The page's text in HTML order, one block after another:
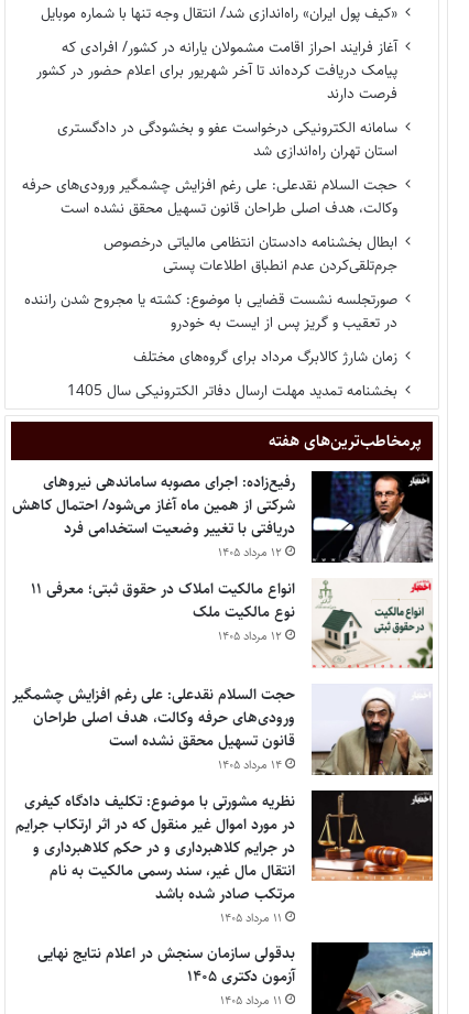
«کیف پول ایران» راه‌اندازی شد/ انتقال وجه تنها با شماره موبایل
آغاز فرایند احراز اقامت مشمولان یارانه در کشور/ افرادی که
پیامک دریافت کرده‌اند تا آخر شهریور برای اعلام حضور در کشور
فرصت دارند
سامانه الکترونیکی درخواست عفو و بخشودگی در دادگستری
استان تهران راه‌اندازی شد
حجت السلام نقدعلی: علی رغم افزایش چشمگیر ورودی‌های حرفه
وکالت، هدف اصلی طراحان قانون تسهیل محقق نشده است
ابطال بخشنامه دادستان انتظامی مالیاتی درخصوص
جرم‌تلقی‌کردن عدم انطباق اطلاعات پستی
صورتجلسه نشست قضایی با موضوع: کشته یا مجروح شدن راننده
در تعقیب و گریز پس از ایست به خودرو
زمان شارژ کالابرگ مرداد برای گروه‌های مختلف
بخشنامه تمدید مهلت ارسال دفاتر الکترونیکی سال 1405
پر‌مخاطب‌ترین‌های هفته
رفیع‌زاده: اجرای مصوبه ساماندهی نیروهای
شرکتی از همین ماه آغاز می‌شود/ احتمال کاهش
دریافتی با تغییر وضعیت استخدامی فرد
۱۲ مرداد ۱۴۰۵
انواع مالکیت املاک در حقوق ثبتی؛ معرفی ۱۱
نوع مالکیت ملک
۱۲ مرداد ۱۴۰۵
حجت السلام نقدعلی: علی رغم افزایش چشمگیر
ورودی‌های حرفه وکالت، هدف اصلی طراحان
قانون تسهیل محقق نشده است
۱۴ مرداد ۱۴۰۵
نظریه مشورتی با موضوع: تکلیف دادگاه کیفری
در مورد اموال غیر منقول که در اثر ارتکاب جرایم
در جرایم کلاهبرداری و در حکم کلاهبرداری و
انتقال مال غیر، سند رسمی مالکیت به نام
مرتکب صادر شده باشد
۱۱ مرداد ۱۴۰۵
بدقولی سازمان سنجش در اعلام نتایج نهایی
آزمون دکتری ۱۴۰۵
۱۱ مرداد ۱۴۰۵